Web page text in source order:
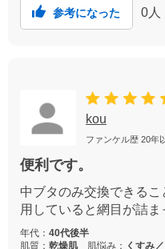
参考になった 0 人
kou
ファンケル歴 20年
便利です。
中ブタのみ交換できる
用していると網目が詰ま
年代： 40代後半
肌質： 乾燥肌 肌悩み： くすみ